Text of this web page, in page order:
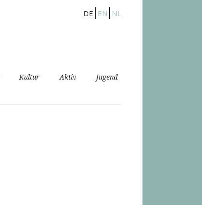
Kultur Aktiv Jugend
DE EN NL